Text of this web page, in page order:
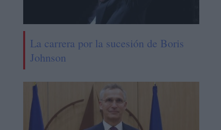
La carrera por la sucesión de Boris
Johnson